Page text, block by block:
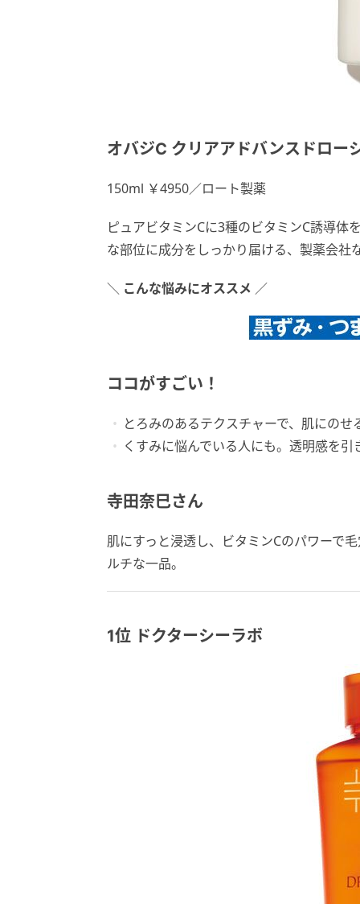
オバジC クリアアドバンスドロー
150ml ￥4950／ロート製薬
ピュアビタミンCに3種のビタミンC誘導体
な部位に成分をしっかり届ける、製薬会社
＼ こんな悩みにオススメ ／
ココがすごい！
とろみのあるテクスチャーで、肌にのせ
くすみに悩んでいる人にも。透明感を
寺田奈巳さん
肌にすっと浸透し、ビタミンCのパワーで
ルチな一品。
1位 ドクターシーラボ